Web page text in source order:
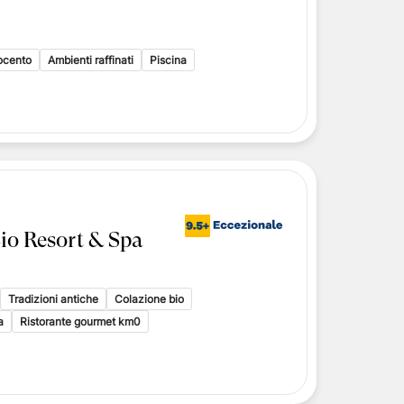
toscani
Isole Eolie
Eolie
Ambienti raffinati Piscina
Resort & Spa
Tradizioni antiche
Colazione bio
Ristorante gourmet km0